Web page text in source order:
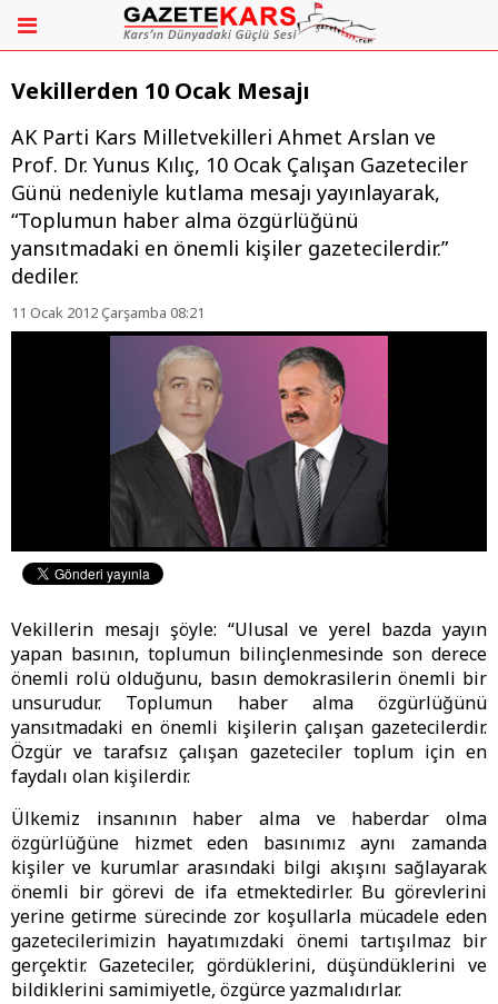
Vekillerden 10 Ocak Mesajı
AK Parti Kars Milletvekilleri Ahmet Arslan ve
Prof. Dr. Yunus Kılıç, 10 Ocak Çalışan Gazeteciler
Günü nedeniyle kutlama mesajı yayınlayarak,
“Toplumun haber alma özgürlüğünü
yansıtmadaki en önemli kişiler gazetecilerdir.”
dediler.
11 Ocak 2012 Çarşamba 08:21
Vekillerin mesajı şöyle: “Ulusal ve yerel bazda yayın
yapan basının, toplumun bilinçlenmesinde son derece
önemli rolü olduğunu, basın demokrasilerin önemli bir
unsurudur. Toplumun haber alma özgürlüğünü
yansıtmadaki en önemli kişilerin çalışan gazetecilerdir.
Özgür ve tarafsız çalışan gazeteciler toplum için en
faydalı olan kişilerdir.
Ülkemiz insanının haber alma ve haberdar olma
özgürlüğüne hizmet eden basınımız aynı zamanda
kişiler ve kurumlar arasındaki bilgi akışını sağlayarak
önemli bir görevi de ifa etmektedirler. Bu görevlerini
yerine getirme sürecinde zor koşullarla mücadele eden
gazetecilerimizin hayatımızdaki önemi tartışılmaz bir
gerçektir. Gazeteciler, gördüklerini, düşündüklerini ve
bildiklerini samimiyetle, özgürce yazmalıdırlar.